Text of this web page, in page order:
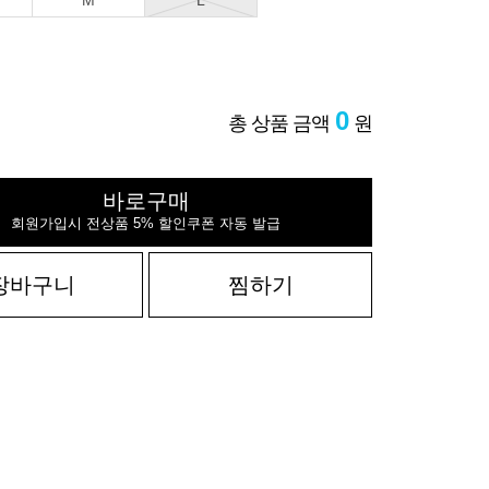
총 상품 금액 0 원
바로구매
회원가입시 전상품 5% 할인쿠폰 자동 발급
바구니 찜하기